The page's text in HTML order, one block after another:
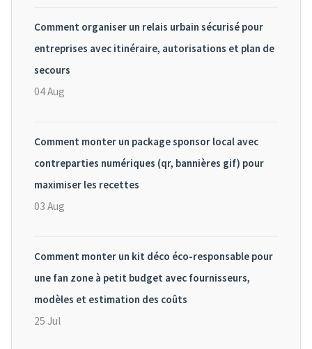
Comment organiser un relais urbain sécurisé pour
entreprises avec itinéraire, autorisations et plan de
secours
04 Aug
Comment monter un package sponsor local avec
contreparties numériques (qr, bannières gif) pour
maximiser les recettes
03 Aug
Comment monter un kit déco éco-responsable pour
une fan zone à petit budget avec fournisseurs,
modèles et estimation des coûts
25 Jul